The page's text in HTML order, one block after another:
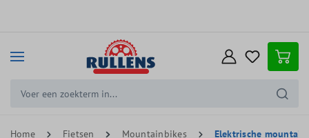
Home Fietsen Mountainbikes Elektrische